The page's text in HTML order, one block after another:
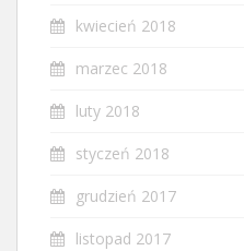
kwiecień 2018
marzec 2018
luty 2018
styczeń 2018
grudzień 2017
listopad 2017